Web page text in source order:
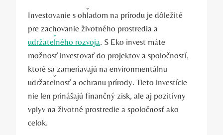
Investovanie s ohľadom na ‍prírodu je dôležité
pre zachovanie životného prostredia a
udržateľného rozvoja. S‍ Eko invest máte
možnosť investovať do projektov⁤ a spoločností,
ktoré sa zameriavajú na environmentálnu
udržateľnosť‍ a ochranu prírody. Tieto investície
nie len prinášajú finančný zisk,‌ ale aj pozitívny
‍vplyv na životné prostredie a spoločnosť ako
celok.